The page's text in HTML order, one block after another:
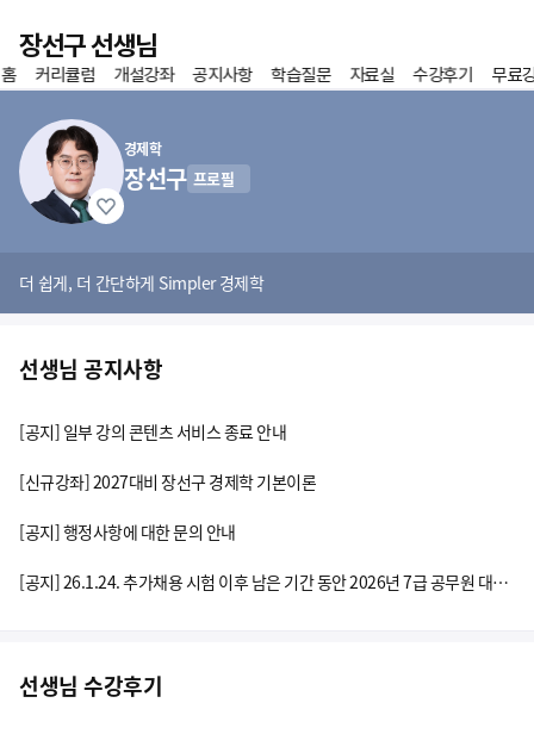
이전
장선구 선생님
홈
즐겨찾기
커리큘럼 개설강좌 공지사항 학습질문 자료실 수강후기 무료
경제학
장선구 프로필
더 쉽게, 더 간단하게 Simpler 경제학
선생님 공지사항
[공지] 일부 강의 콘텐츠 서비스 종료 안내
[신규강좌] 2027대비 장선구 경제학 기본이론
[공지] 행정사항에 대한 문의 안내
[공지] 26.1.24. 추가채용 시험 이후 남은 기간 동안 2026년 7급 공무원 대비 등을 위한 공부대비 방법
선생님 수강후기